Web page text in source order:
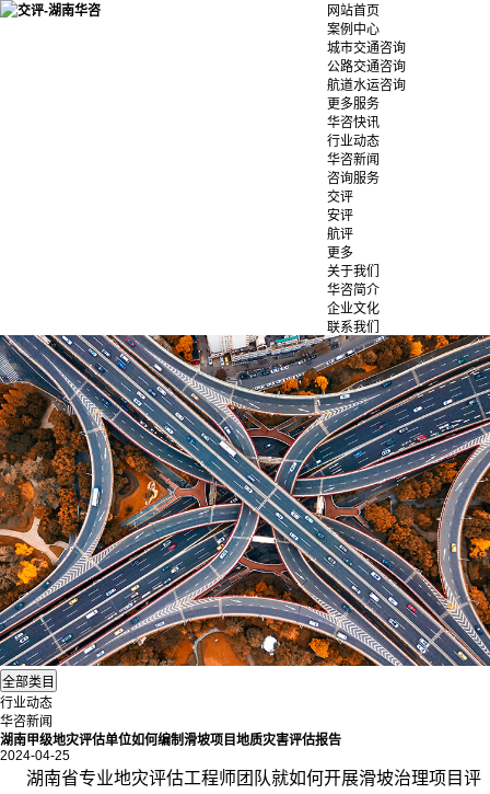
网站首页
案例中心
城市交通咨询
公路交通咨询
航道水运咨询
更多服务
华咨快讯
行业动态
华咨新闻
咨询服务
交评
安评
航评
更多
关于我们
华咨简介
企业文化
联系我们
行业动态
华咨新闻
湖南甲级地灾评估单位如何编制滑坡项目地质灾害评估报告
2024-04-25
湖南省专业地灾评估工程师团队就如何开展滑坡治理项目评